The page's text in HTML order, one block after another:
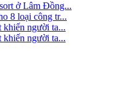
ở Lâm Đồng...
8 loại công tr...
khiến người ta...
khiến người ta...